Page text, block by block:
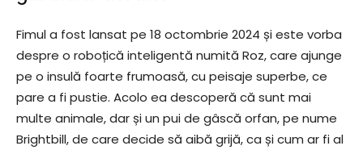
Fimul a fost lansat pe 18 octombrie 2024 și este vorba
despre o roboțică inteligentă numită Roz, care ajunge
pe o insulă foarte frumoasă, cu peisaje superbe, ce
pare a fi pustie. Acolo ea descoperă că sunt mai
multe animale, dar și un pui de gâscă orfan, pe nume
Brightbill, de care decide să aibă grijă, ca și cum ar fi al